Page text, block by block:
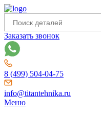
Заказать звонок
8 (499) 504-04-75
info@titantehnika.ru
Меню